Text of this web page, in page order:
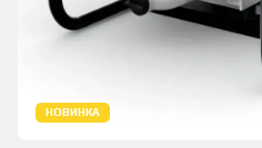
НОВИНКА